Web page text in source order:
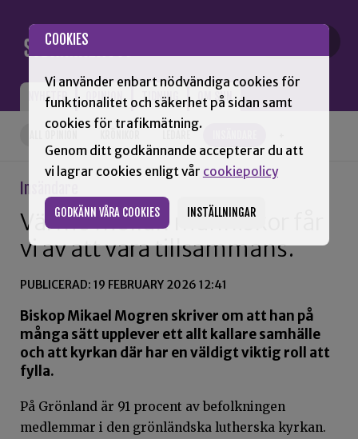
COOKIES
Vi använder enbart nödvändiga cookies för
funktionalitet och säkerhet på sidan samt
cookies för trafikmätning.
Genom ditt godkännande accepterar du att
vi lagrar cookies enligt vår cookiepolicy
GODKÄNN VÅRA COOKIES INSTÄLLNINGAR
NYHETER OPINION TIDNING OM SNN
Insändare
Värme mellan människor får
vi av att vara tillsammans.
PUBLICERAD: 19 FEBRUARY 2026 12:41
Biskop Mikael Mogren skriver om att han på
många sätt upplever ett allt kallare samhälle
och att kyrkan där har en väldigt viktig roll att
fylla.
På Grönland är 91 procent av befolkningen
medlemmar i den grönländska lutherska kyrkan.